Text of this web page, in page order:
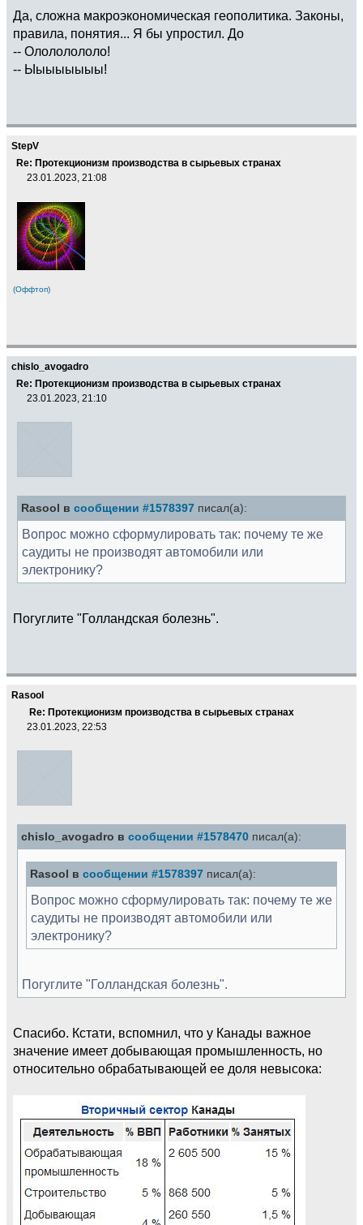
Да, сложна макроэкономическая геополитика. Законы,
правила, понятия... Я бы упростил. До
-- Олололололо!
-- Ыыыыыыыы!
StepV
Re: Протекционизм производства в сырьевых странах
23.01.2023, 21:08
(Оффтоп)
chislo_avogadro
Re: Протекционизм производства в сырьевых странах
23.01.2023, 21:10
Rasool в сообщении #1578397 писал(а):
Вопрос можно сформулировать так: почему те же
саудиты не производят автомобили или
электронику?
Погуглите "Голландская болезнь".
Rasool
Re: Протекционизм производства в сырьевых странах
23.01.2023, 22:53
chislo_avogadro в сообщении #1578470 писал(а):
Rasool в сообщении #1578397 писал(а):
Вопрос можно сформулировать так: почему те же
саудиты не производят автомобили или
электронику?
Погуглите "Голландская болезнь".
Спасибо. Кстати, вспомнил, что у Канады важное
значение имеет добывающая промышленность, но
относительно обрабатывающей ее доля невысока: